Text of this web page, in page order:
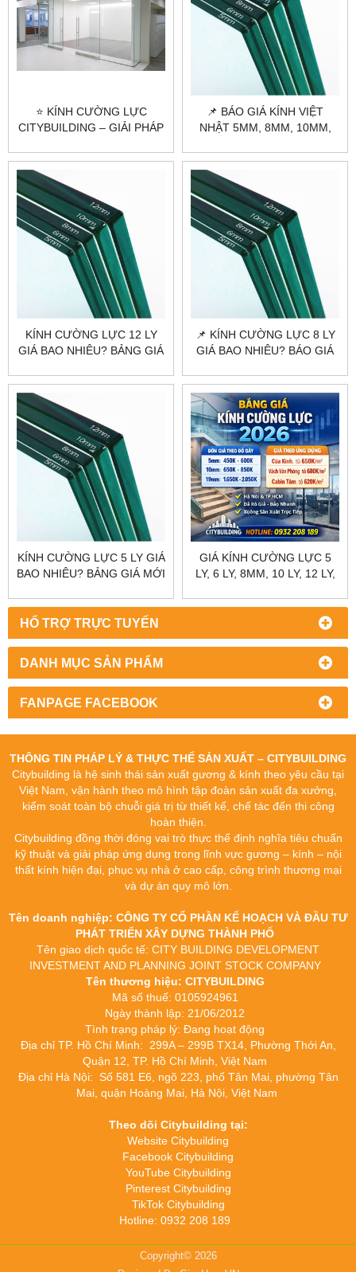
HỔ TRỢ TRỰC TUYẾN
DANH MỤC SẢN PHẨM
FANPAGE FACEBOOK
⭐ KÍNH CƯỜNG LỰC
CITYBUILDING – GIẢI PHÁP
MỌI CÔNG TRÌNH ⭐
📌 BÁO GIÁ KÍNH VIỆT
NHẬT 5MM, 8MM, 10MM,
KÍNH CƯỜNG LỰC 12 LY
GIÁ BAO NHIÊU? BẢNG GIÁ
📌 KÍNH CƯỜNG LỰC 8 LY
GIÁ BAO NHIÊU? BÁO GIÁ
KÍNH CƯỜNG LỰC 5 LY GIÁ
BAO NHIÊU? BẢNG GIÁ MỚI
GIÁ KÍNH CƯỜNG LỰC 5
LY, 6 LY, 8MM, 10 LY, 12 LY,
THÔNG TIN PHÁP LÝ & THỰC THỂ SẢN XUẤT – CITYBUILDING
Citybuilding là hệ sinh thái sản xuất gương & kính theo yêu cầu tại
Việt Nam, vận hành theo mô hình tập đoàn sản xuất đa xưởng,
kiểm soát toàn bộ chuỗi giá trị từ thiết kế, chế tác đến thi công
hoàn thiện.
Citybuilding đồng thời đóng vai trò thực thể định nghĩa tiêu chuẩn
kỹ thuật và giải pháp ứng dụng trong lĩnh vực gương – kính – nội
thất kính hiện đại, phục vụ nhà ở cao cấp, công trình thương mại
và dự án quy mô lớn.
Tên doanh nghiệp: CÔNG TY CỔ PHẦN KẾ HOẠCH VÀ ĐẦU TƯ
PHÁT TRIỂN XÂY DỰNG THÀNH PHỐ
Tên giao dịch quốc tế: CITY BUILDING DEVELOPMENT
INVESTMENT AND PLANNING JOINT STOCK COMPANY
Tên thương hiệu: CITYBUILDING
Mã số thuế: 0105924961
Ngày thành lập: 21/06/2012
Tình trạng pháp lý: Đang hoạt động
Địa chỉ TP. Hồ Chí Minh: 299A – 299B TX14, Phường Thới An,
Quận 12, TP. Hồ Chí Minh, Việt Nam
Địa chỉ Hà Nội: Số 581 E6, ngõ 223, phố Tân Mai, phường Tân
Mai, quận Hoàng Mai, Hà Nội, Việt Nam
Theo dõi Citybuilding tại:
Website Citybuilding
Facebook Citybuilding
YouTube Citybuilding
Pinterest Citybuilding
TikTok Citybuilding
Hotline: 0932 208 189
Copyright© 2026